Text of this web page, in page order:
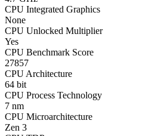
CPU Integrated Graphics
None
CPU Unlocked Multiplier
Yes
CPU Benchmark Score
27857
CPU Architecture
64 bit
CPU Process Technology
7 nm
CPU Microarchitecture
Zen 3